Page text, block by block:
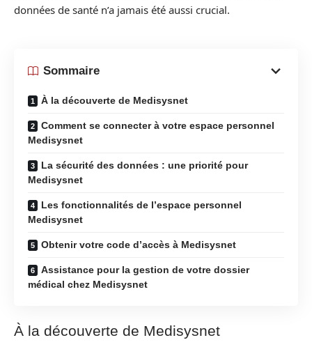
données de santé n’a jamais été aussi crucial.
Sommaire
À la découverte de Medisysnet
Comment se connecter à votre espace personnel
Medisysnet
La sécurité des données : une priorité pour
Medisysnet
Les fonctionnalités de l’espace personnel
Medisysnet
Obtenir votre code d’accès à Medisysnet
Assistance pour la gestion de votre dossier
médical chez Medisysnet
À la découverte de Medisysnet